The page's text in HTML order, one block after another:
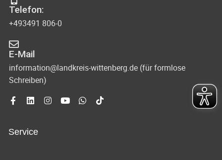
Telefon:
+493491 806-0
E-Mail
information@landkreis-wittenberg.de (für formlose
Schreiben)
Service